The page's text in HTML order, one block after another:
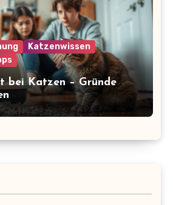
Katzenwissen
bei Katzen – Gründe